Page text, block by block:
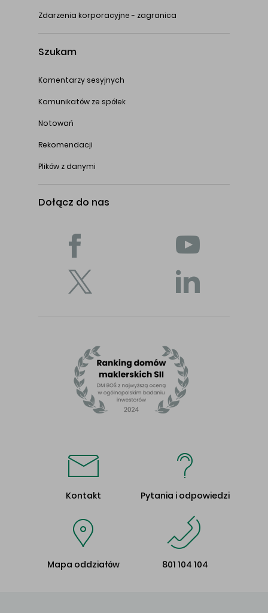
Zdarzenia korporacyjne - zagranica
Szukam
Komentarzy sesyjnych
Komunikatów ze spółek
Notowań
Rekomendacji
Plików z danymi
Dołącz do nas
Kontakt Pytania i odpowiedzi
Mapa oddziałów 801 104 104